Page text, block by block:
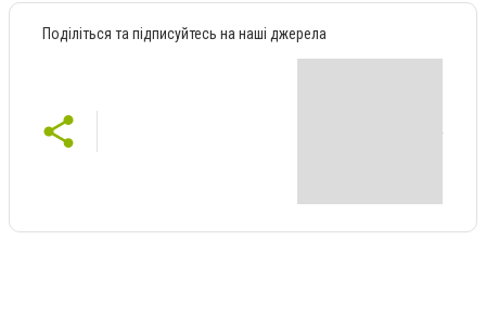
Поділіться та підписуйтесь на наші джерела